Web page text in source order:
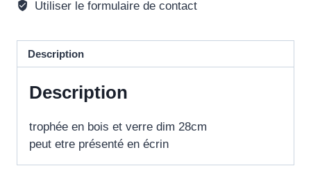
Utiliser le formulaire de contact
Description
Description
trophée en bois et verre dim 28cm
peut etre présenté en écrin